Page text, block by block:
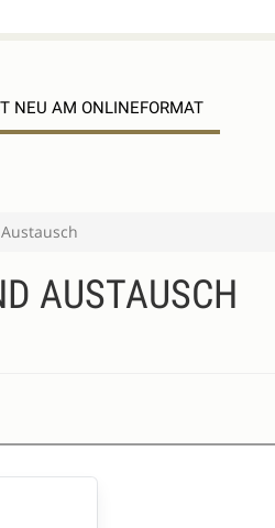
NEU AM ONLINEFORMAT
AUSTAUSCH